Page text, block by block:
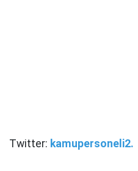
Twitter: kamupersoneli2.